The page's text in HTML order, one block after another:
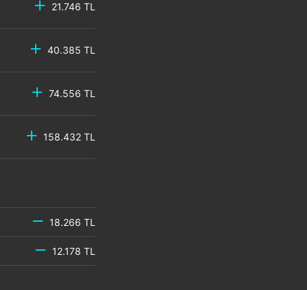
21.746 TL
40.385 TL
74.556 TL
158.432 TL
18.266 TL
12.178 TL